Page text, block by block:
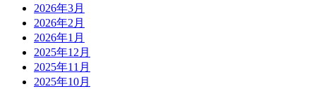
2026年3月
2026年2月
2026年1月
2025年12月
2025年11月
2025年10月